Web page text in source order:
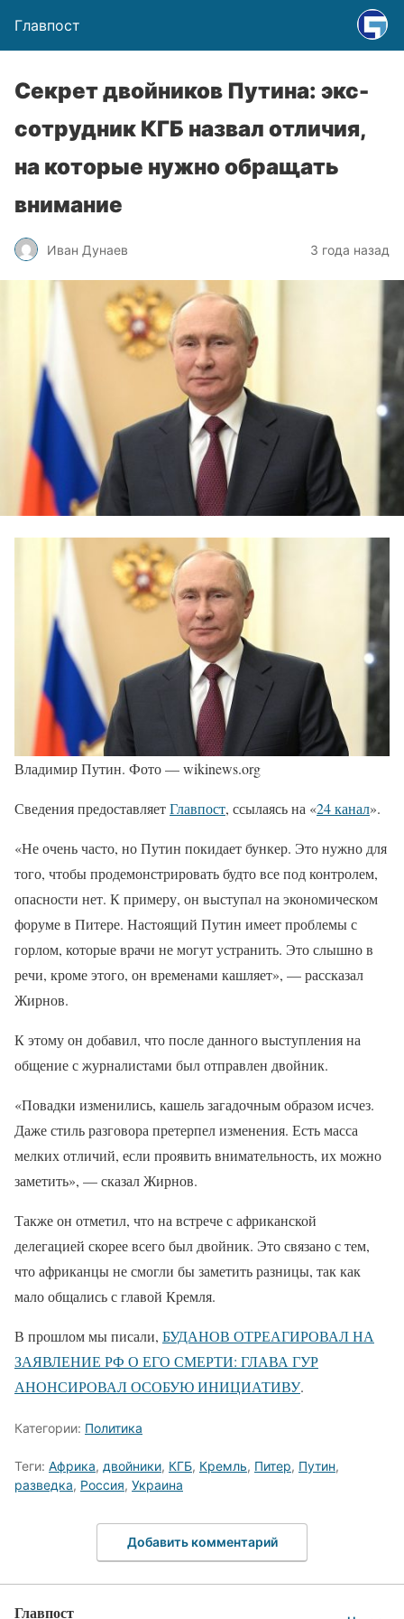
Главпост
Секрет двойников Путина: экс-
сотрудник КГБ назвал отличия,
на которые нужно обращать
внимание
Иван Дунаев 3 года назад
Владимир Путин. Фото — wikinews.org
Сведения предоставляетГлавпост, ссылаясь на «24 канал».
«Не очень часто, но Путин покидает бункер. Это нужно для
того, чтобы продемонстрировать будто все под контролем,
опасности нет. К примеру, он выступал на экономическом
форуме в Питере. Настоящий Путин имеет проблемы с
горлом, которые врачи не могут устранить. Это слышно в
речи, кроме этого, он временами кашляет», — рассказал
Жирнов.
К этому он добавил, что после данного выступления на
общение с журналистами был отправлен двойник.
«Повадки изменились, кашель загадочным образом исчез.
Даже стиль разговора претерпел изменения. Есть масса
мелких отличий, если проявить внимательность, их можно
заметить», — сказал Жирнов.
Также он отметил, что на встрече с африканской
делегацией скорее всего был двойник. Это связано с тем,
что африканцы не смогли бы заметить разницы, так как
мало общались с главой Кремля.
В прошлом мы писали, БУДАНОВ ОТРЕАГИРОВАЛ НА
ЗАЯВЛЕНИЕ РФ О ЕГО СМЕРТИ: ГЛАВА ГУР
АНОНСИРОВАЛ ОСОБУЮ ИНИЦИАТИВУ.
Категории: Политика
Теги: Африка, двойники, КГБ, Кремль, Питер, Путин,
разведка, Россия, Украина
Добавить комментарий
Главпост